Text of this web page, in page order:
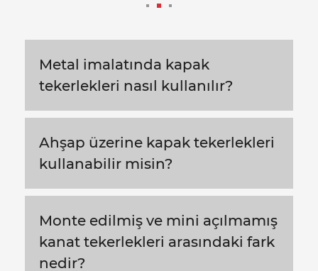
Metal imalatında kapak
tekerlekleri nasıl kullanılır?
Ahşap üzerine kapak tekerlekleri
kullanabilir misin?
Monte edilmiş ve mini açılmamış
kanat tekerlekleri arasındaki fark
nedir?